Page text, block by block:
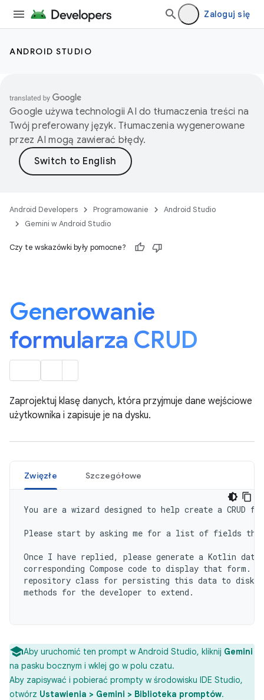
Zaloguj się
ANDROID STUDIO
Google używa technologii AI do tłumaczenia treści na
Twój preferowany język. Tłumaczenia wygenerowane
przez AI mogą zawierać błędy.
Android Developers Programowanie
Android Studio
Gemini w Android Studio
Czy te wskazówki były pomocne?
Generowanie
formularza CRUD
Zaprojektuj klasę danych, która przyjmuje dane wejściowe
użytkownika i zapisuje je na dysku.
Zwięzłe Szczegółowe
You are a wizard designed to help create a CRUD
Please start by asking me for a list of fields
Once I have replied, please generate a Kotlin
corresponding Compose code to display that form.
repository class for persisting this data to disk
methods for the developer to extend.
Aby uruchomić ten prompt w Android Studio, kliknij Gemini
na pasku bocznym i wklej go w polu czatu.
Aby zapisywać i pobierać prompty w środowisku IDE Studio,
otwórz Ustawienia > Gemini > Biblioteka promptów.